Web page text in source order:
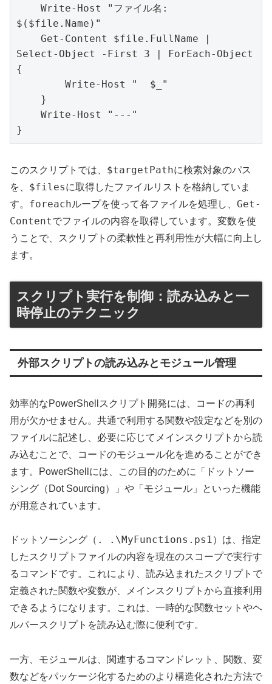
$($file.Name)"
Select-Object -First 3 | ForEach-Object
{
このスクリプトでは、 $targetPathに検索対象のパス
を、 $filesに取得したファイルリストを格納していま
す。 foreachループを使って各ファイルを処理し、 Get-
Contentでファイルの内容を取得しています。変数を使
うことで、スクリプトの柔軟性と再利用性が大幅に向上し
ます。
スクリプト実行を制御：読み込みと一
時停止のテクニック
外部スクリプトの読み込みとモジュール管理
効率的なPowerShellスクリプト開発には、コードの再利
用が欠かせません。共通で利用する関数や設定などを別の
ファイルに記述し、必要に応じてメインスクリプトから読
み込むことで、コードのモジュール化を進めることができ
ます。PowerShellには、この目的のために「ドットソー
シング（Dot Sourcing）」や「モジュール」といった機能
が用意されています。
ドットソーシング（ . .\MyFunctions.ps1）は、指定
したスクリプトファイルの内容を現在のスコープで実行す
るコマンドです。これにより、読み込まれたスクリプトで
定義された関数や変数が、メインスクリプトから直接利用
できるようになります。これは、一時的な関数セットやヘ
ルパースクリプトを読み込む際に便利です。
一方、モジュールは、関連するコマンドレット、関数、変
数などをパッケージ化するためのより構造化された方法で